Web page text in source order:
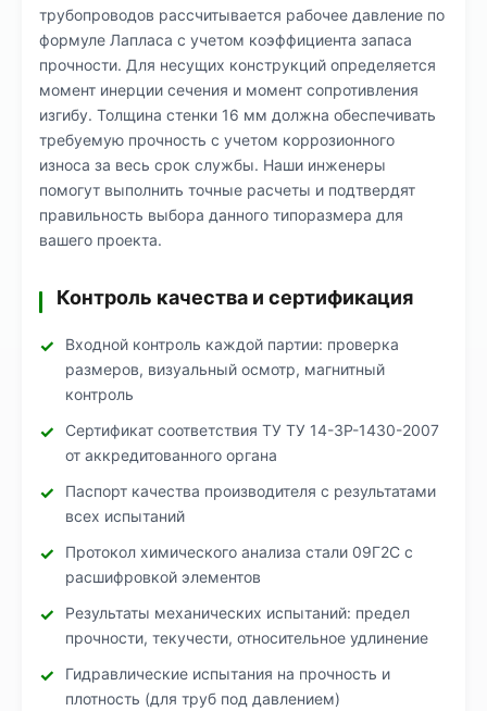
трубопроводов рассчитывается рабочее давление по
формуле Лапласа с учетом коэффициента запаса
прочности. Для несущих конструкций определяется
момент инерции сечения и момент сопротивления
изгибу. Толщина стенки 16 мм должна обеспечивать
требуемую прочность с учетом коррозионного
износа за весь срок службы. Наши инженеры
помогут выполнить точные расчеты и подтвердят
правильность выбора данного типоразмера для
вашего проекта.
Контроль качества и сертификация
Входной контроль каждой партии: проверка
размеров, визуальный осмотр, магнитный
контроль
Сертификат соответствия ТУ ТУ 14-3Р-1430-2007
от аккредитованного органа
Паспорт качества производителя с результатами
всех испытаний
Протокол химического анализа стали 09Г2С с
расшифровкой элементов
Результаты механических испытаний: предел
прочности, текучести, относительное удлинение
Гидравлические испытания на прочность и
плотность (для труб под давлением)